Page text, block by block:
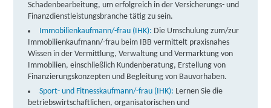
Schadenbearbeitung, um erfolgreich in der Versicherungs- und
Finanzdienstleistungsbranche tätig zu sein.
Immobilienkaufmann/-frau (IHK): Die Umschulung zum/zur
Immobilienkaufmann/-frau beim IBB vermittelt praxisnahes
Wissen in der Vermittlung, Verwaltung und Vermarktung von
Immobilien, einschließlich Kundenberatung, Erstellung von
Finanzierungskonzepten und Begleitung von Bauvorhaben.
Sport- und Fitnesskaufmann/-frau (IHK): Lernen Sie die
betriebswirtschaftlichen, organisatorischen und